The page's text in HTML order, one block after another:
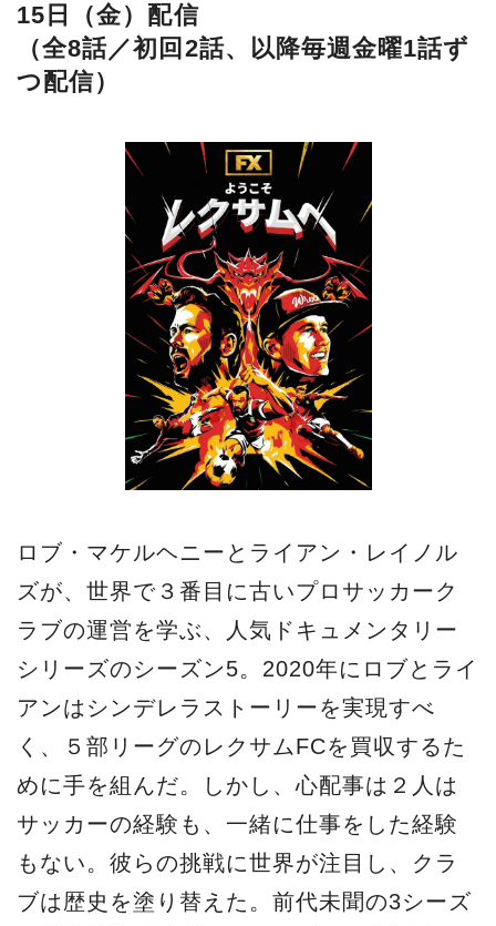
15日（金）配信
（全8話／初回2話、以降毎週金曜1話ず
つ配信）
ロブ・マケルヘニーとライアン・レイノル
ズが、世界で３番目に古いプロサッカーク
ラブの運営を学ぶ、人気ドキュメンタリー
シリーズのシーズン5。2020年にロブとライ
アンはシンデレラストーリーを実現すべ
く、５部リーグのレクサムFCを買収するた
めに手を組んだ。しかし、心配事は２人は
サッカーの経験も、一緒に仕事をした経験
もない。彼らの挑戦に世界が注目し、クラ
ブは歴史を塗り替えた。前代未聞の3シーズ